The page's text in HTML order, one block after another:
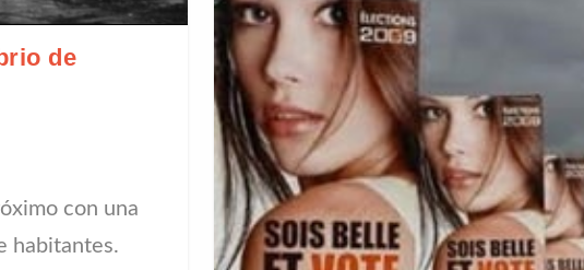
de
con una
habitantes.